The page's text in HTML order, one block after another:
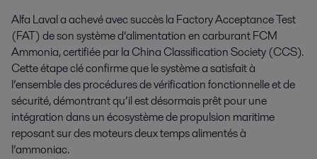
Alfa Laval a achevé avec succès la Factory Acceptance Test
(FAT) de son système d’alimentation en carburant FCM
Ammonia, certifiée par la China Classification Society (CCS).
Cette étape clé confirme que le système a satisfait à
l’ensemble des procédures de vérification fonctionnelle et de
sécurité, démontrant qu’il est désormais prêt pour une
intégration dans un écosystème de propulsion maritime
reposant sur des moteurs deux temps alimentés à
l’ammoniac.